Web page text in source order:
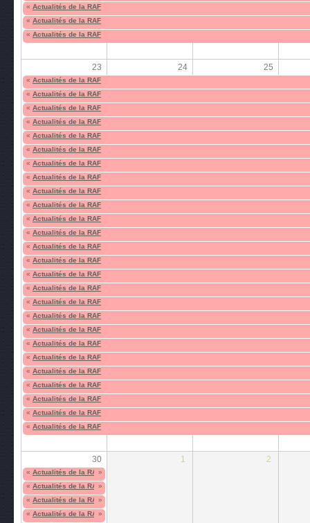
« Actualités de la RAF
« Actualités de la RAF
« Actualités de la RAF
23 24 25
« Actualités de la RAF
« Actualités de la RAF
« Actualités de la RAF
« Actualités de la RAF
« Actualités de la RAF
« Actualités de la RAF
« Actualités de la RAF
« Actualités de la RAF
« Actualités de la RAF
« Actualités de la RAF
« Actualités de la RAF
« Actualités de la RAF
« Actualités de la RAF
« Actualités de la RAF
« Actualités de la RAF
« Actualités de la RAF
« Actualités de la RAF
« Actualités de la RAF
« Actualités de la RAF
« Actualités de la RAF
« Actualités de la RAF
« Actualités de la RAF
« Actualités de la RAF
« Actualités de la RAF
« Actualités de la RAF
« Actualités de la RAF
30 1 2
« Actualités de la RAF»
« Actualités de la RAF»
« Actualités de la RAF»
« Actualités de la RAF»